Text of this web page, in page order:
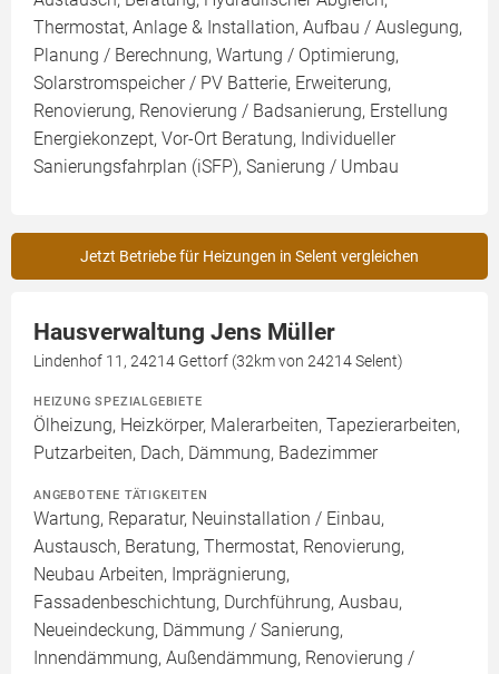
Thermostat, Anlage & Installation, Aufbau / Auslegung,
Planung / Berechnung, Wartung / Optimierung,
Solarstromspeicher / PV Batterie, Erweiterung,
Renovierung, Renovierung / Badsanierung, Erstellung
Energiekonzept, Vor-Ort Beratung, Individueller
Sanierungsfahrplan (iSFP), Sanierung / Umbau
Jetzt Betriebe für Heizungen in Selent vergleichen
Hausverwaltung Jens Müller
Lindenhof 11, 24214 Gettorf (32km von 24214 Selent)
HEIZUNG SPEZIALGEBIETE
Ölheizung, Heizkörper, Malerarbeiten, Tapezierarbeiten,
Putzarbeiten, Dach, Dämmung, Badezimmer
ANGEBOTENE TÄTIGKEITEN
Wartung, Reparatur, Neuinstallation / Einbau,
Austausch, Beratung, Thermostat, Renovierung,
Neubau Arbeiten, Imprägnierung,
Fassadenbeschichtung, Durchführung, Ausbau,
Neueindeckung, Dämmung / Sanierung,
Innendämmung, Außendämmung, Renovierung /